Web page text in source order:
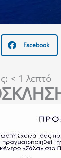
Facebook
< 1 λεπτό